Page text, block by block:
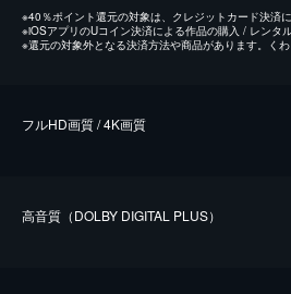
※40％ポイント還元の対象は、クレジットカード決済
※iOSアプリのUコイン決済による作品の購入 / レンタ
※還元の対象外となる決済方法や商品があります。く
フルHD画質 / 4K画質
⾼⾳質（DOLBY DIGITAL PLUS）